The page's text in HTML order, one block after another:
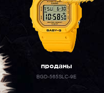
проданы
BGD-565SLC-9E